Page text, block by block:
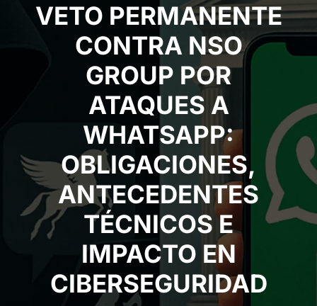
VETO PERMANENTE
CONTRA NSO
GROUP POR
ATAQUES A
WHATSAPP:
OBLIGACIONES,
ANTECEDENTES
TÉCNICOS E
IMPACTO EN
CIBERSEGURIDAD